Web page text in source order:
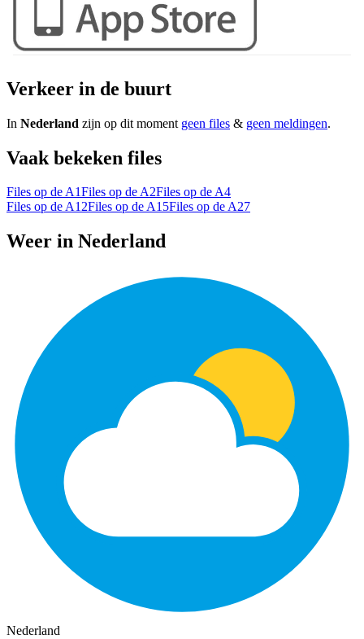
Verkeer in de buurt
In Nederland zijn op dit moment geen files & geen meldingen.
Vaak bekeken files
Files op de A1Files op de A2Files op de A4
Files op de A12Files op de A15Files op de A27
Weer in Nederland
Nederland